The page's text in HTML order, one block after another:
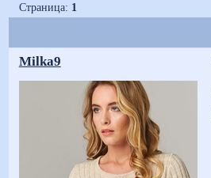
Страница: 1
Milka9